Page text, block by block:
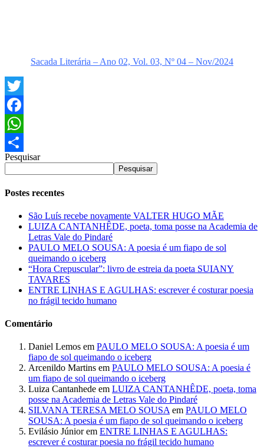
Sacada Literária – Ano 02, Vol. 03, Nº 04 – Nov/2024
Twitter
Facebook
WhatsApp
Share
Pesquisar
Pesquisar
Postes recentes
São Luís recebe novamente VALTER HUGO MÃE
LUIZA CANTANHÊDE, poeta, toma posse na Academia de
Letras Vale do Pindaré
PAULO MELO SOUSA: A poesia é um fiapo de sol
queimando o iceberg
“Hora Crepuscular”: livro de estreia da poeta SUIANY
TAVARES
ENTRE LINHAS E AGULHAS: escrever é costurar poesia
no frágil tecido humano
Comentário
Daniel Lemos em PAULO MELO SOUSA: A poesia é um
fiapo de sol queimando o iceberg
Arcenildo Martins em PAULO MELO SOUSA: A poesia é
um fiapo de sol queimando o iceberg
Luiza Cantanhede em LUIZA CANTANHÊDE, poeta, toma
posse na Academia de Letras Vale do Pindaré
SILVANA TERESA MELO SOUSA em PAULO MELO
SOUSA: A poesia é um fiapo de sol queimando o iceberg
Evilásio Júniorem ENTRE LINHAS E AGULHAS:
escrever é costurar poesia no frágil tecido humano